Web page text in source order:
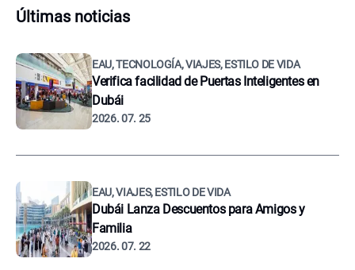
Últimas noticias
EAU, TECNOLOGÍA, VIAJES, ESTILO DE VIDA
Verifica facilidad de Puertas Inteligentes en
Dubái
2026. 07. 25
EAU, VIAJES, ESTILO DE VIDA
Dubái Lanza Descuentos para Amigos y
Familia
2026. 07. 22